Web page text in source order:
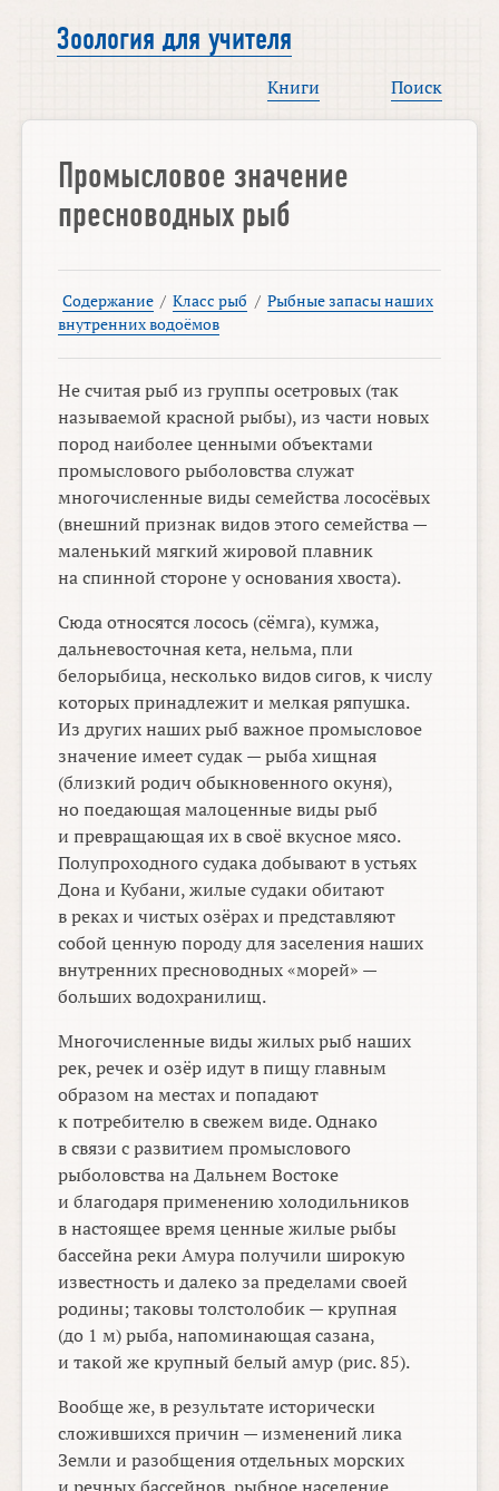
Зоология для учителя
Книги Поиск
Промысловое значение
пресноводных рыб
Содержание / Класс рыб / Рыбные запасы наших
внутренних водоёмов
Не считая рыб из группы осетровых (так
называемой красной рыбы), из части новых
пород наиболее ценными объектами
промыслового рыболовства служат
многочисленные виды семейства лососёвых
(внешний признак видов этого семейства —
маленький мягкий жировой плавник
на спинной стороне у основания хвоста).
Сюда относятся лосось (сёмга), кумжа,
дальневосточная кета, нельма, пли
белорыбица, несколько видов сигов, к числу
которых принадлежит и мелкая ряпушка.
Из других наших рыб важное промысловое
значение имеет судак — рыба хищная
(близкий родич обыкновенного окуня),
но поедающая малоценные виды рыб
и превращающая их в своё вкусное мясо.
Полупроходного судака добывают в устьях
Дона и Кубани, жилые судаки обитают
в реках и чистых озёрах и представляют
собой ценную породу для заселения наших
внутренних пресноводных «морей» —
больших водохранилищ.
Многочисленные виды жилых рыб наших
рек, речек и озёр идут в пищу главным
образом на местах и попадают
к потребителю в свежем виде. Однако
в связи с развитием промыслового
рыболовства на Дальнем Востоке
и благодаря применению холодильников
в настоящее время ценные жилые рыбы
бассейна реки Амура получили широкую
известность и далеко за пределами своей
родины; таковы толстолобик — крупная
(до 1 м) рыба, напоминающая сазана,
и такой же крупный белый амур (рис. 85).
Вообще же, в результате исторически
сложившихся причин — изменений лика
Земли и разобщения отдельных морских